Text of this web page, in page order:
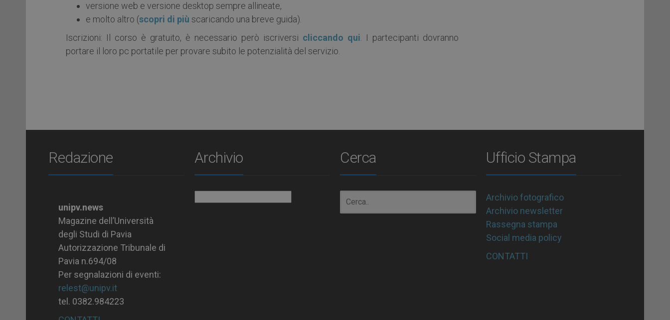
versione web e versione desktop sempre allineate,
e molto altro (scopri di più scaricando una breve guida).
Iscrizioni: Il corso è gratuito, è necessario però iscriversi cliccando qui. I partecipanti dovranno
portare il loro pc portatile per provare subito le potenzialità del servizio.
Redazione
unipv.news
Magazine dell’Università
degli Studi di Pavia
Autorizzazione Tribunale di
Pavia n.694/08
Per segnalazioni di eventi:
relest@unipv.it
tel. 0382.984223
Archivio Cerca Ufficio Stampa
Archivio fotografico
Archivio newsletter
Rassegna stampa
Social media policy
CONTATTI